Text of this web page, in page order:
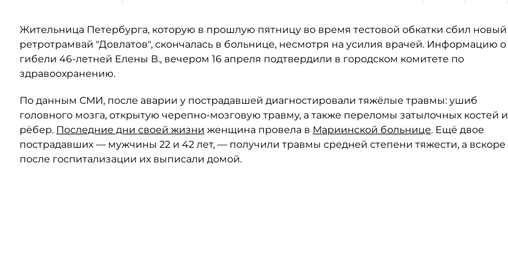
Жительница Петербурга, которую в прошлую пятницу во время тестовой обкатки сбил новый
ретротрамвай "Довлатов", скончалась в больнице, несмотря на усилия врачей. Информацию о
гибели 46-летней Елены В., вечером 16 апреля подтвердили в городском комитете по
здравоохранению.
По данным СМИ, после аварии у пострадавшей диагностировали тяжёлые травмы: ушиб
головного мозга, открытую черепно-мозговую травму, а также переломы затылочных костей и
рёбер. Последние дни своей жизни женщина провела в Мариинской больнице. Ещё двое
пострадавших — мужчины 22 и 42 лет, — получили травмы средней степени тяжести, а вскоре
после госпитализации их выписали домой.